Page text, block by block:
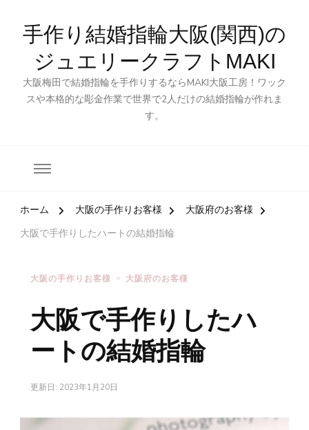
手作り結婚指輪大阪(関西)の
ジュエリークラフトMAKI
大阪梅田で結婚指輪を手作りするならMAKI大阪工房！ワック
スや本格的な彫金作業で世界で2人だけの結婚指輪が作れま
す。
ホーム 大阪の手作りお客様
大阪府のお客様
大阪で手作りしたハートの結婚指輪
大阪の手作りお客様 大阪府のお客様
大阪で手作りしたハ
ートの結婚指輪
更新日: 2023年1月20日